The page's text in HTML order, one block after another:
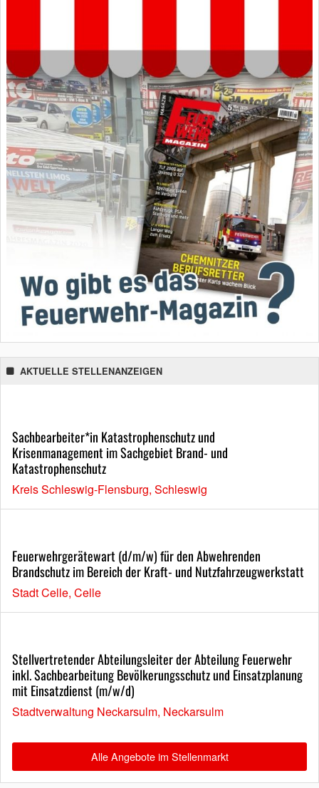
AKTUELLE STELLENANZEIGEN
Sachbearbeiter*in Katastrophenschutz und
Krisenmanagement im Sachgebiet Brand- und
Katastrophenschutz
Kreis Schleswig-Flensburg, Schleswig
Feuerwehrgerätewart (d/m/w) für den Abwehrenden
Brandschutz im Bereich der Kraft- und Nutzfahrzeugwerkstatt
Stadt Celle, Celle
Stellvertretender Abteilungsleiter der Abteilung Feuerwehr
inkl. Sachbearbeitung Bevölkerungsschutz und Einsatzplanung
mit Einsatzdienst (m/w/d)
Stadtverwaltung Neckarsulm, Neckarsulm
Alle Angebote im Stellenmarkt